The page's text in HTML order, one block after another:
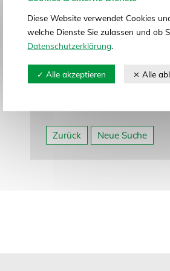
Telefon: 04131 7480-01
Telefax: 04131 7480-680
E-Mail:boehm@boehm-
Website:www.boehm-
Neue Suche
Diese Website verwendet Cookies
welche Dienste Sie zulassen und ob
Datenschutzerklärung.